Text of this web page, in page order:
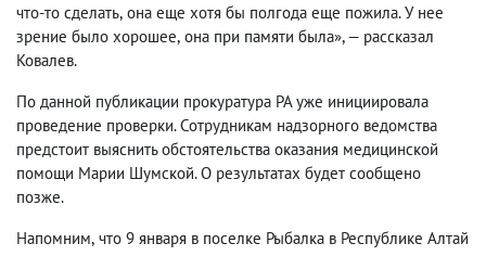
что-то сделать, она еще хотя бы полгода еще пожила. У нее
зрение было хорошее, она при памяти была», — рассказал
Ковалев.
По данной публикации прокуратура РА уже инициировала
проведение проверки. Сотрудникам надзорного ведомства
предстоит выяснить обстоятельства оказания медицинской
помощи Марии Шумской. О результатах будет сообщено
позже.
Напомним, что 9 января в поселке Рыбалка в Республике Алтай